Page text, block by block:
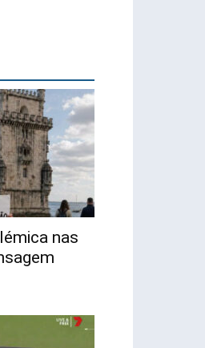
nas